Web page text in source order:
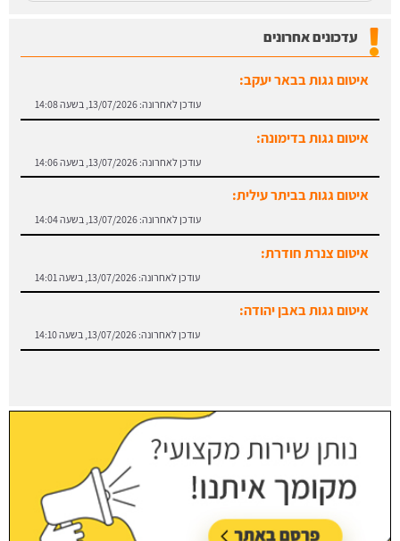
עדכונים אחרונים
איטום גגות בדימונה:
עודכן לאחרונה: 13/07/2026, בשעה 14:06
איטום גגות בביתר עילית:
עודכן לאחרונה: 13/07/2026, בשעה 14:04
איטום צנרת חודרת:
עודכן לאחרונה:13/07/2026, בשעה 14:01
איטום גגות באבן יהודה:
עודכן לאחרונה: 13/07/2026, בשעה 14:10
איטום גגות בבאר יעקב:
עודכן לאחרונה: 13/07/2026, בשעה 14:08